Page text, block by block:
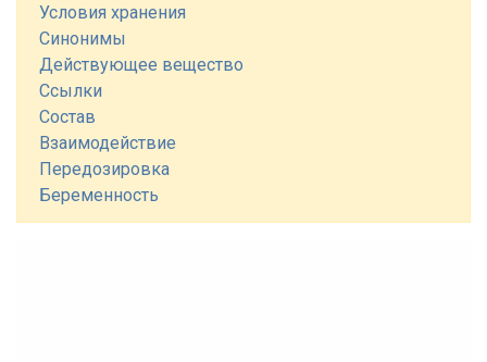
Условия хранения
Синонимы
Действующее вещество
Ссылки
Состав
Взаимодействие
Передозировка
Беременность